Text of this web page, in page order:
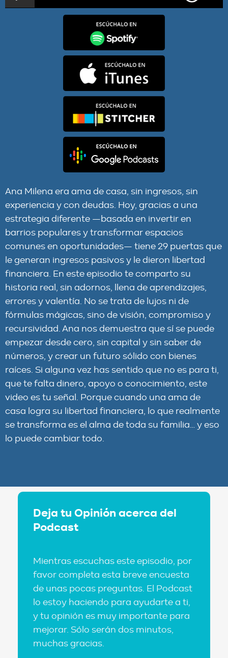
De 0 a 29 Puertas: La Guía Definitiva Para Invertir En
Barrios Populares | EPISODIO 499
Ana Milena era ama de casa, sin ingresos, sin
experiencia y con deudas. Hoy, gracias a una
estrategia diferente —basada en invertir en
barrios populares y transformar espacios
comunes en oportunidades— tiene 29 puertas que
le generan ingresos pasivos y le dieron libertad
financiera. En este episodio te comparto su
historia real, sin adornos, llena de aprendizajes,
errores y valentía. No se trata de lujos ni de
fórmulas mágicas, sino de visión, compromiso y
recursividad. Ana nos demuestra que sí se puede
empezar desde cero, sin capital y sin saber de
números, y crear un futuro sólido con bienes
raíces. Si alguna vez has sentido que no es para ti,
que te falta dinero, apoyo o conocimiento, este
video es tu señal. Porque cuando una ama de
casa logra su libertad financiera, lo que realmente
se transforma es el alma de toda su familia… y eso
lo puede cambiar todo.
Deja tu Opinión acerca del
Podcast
Mientras escuchas este episodio, por
favor completa esta breve encuesta
de unas pocas preguntas. El Podcast
lo estoy haciendo para ayudarte a ti,
y tu opinión es muy importante para
mejorar. Sólo serán dos minutos,
muchas gracias.